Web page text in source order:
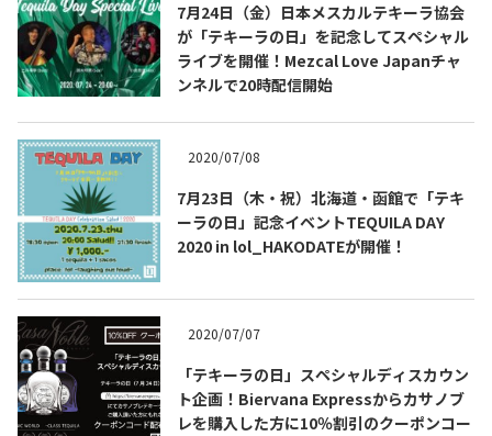
COPYRIGHT © JUAST All rights reserved.
7月24日（金）日本メスカルテキーラ協会
が「テキーラの日」を記念してスペシャル
ライブを開催！Mezcal Love Japanチャ
ンネルで20時配信開始
2020/07/08
7月23日（木・祝）北海道・函館で「テキ
ーラの日」記念イベントTEQUILA DAY
2020 in lol_HAKODATEが開催！
2020/07/07
「テキーラの日」スペシャルディスカウン
ト企画！Biervana Expressからカサノブ
レを購入した方に10％割引のクーポンコー